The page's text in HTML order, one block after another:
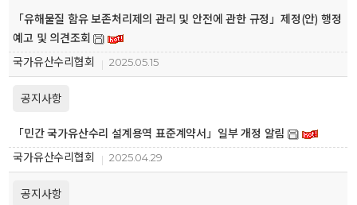
「유해물질 함유 보존처리제의 관리 및 안전에 관한 규정」제정(안) 행정
예고 및 의견조회
국가유산수리협회
2025.05.15
공지사항
「민간 국가유산수리 설계용역 표준계약서」일부 개정 알림
국가유산수리협회
2025.04.29
공지사항